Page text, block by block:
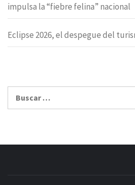
impulsa la “fiebre felina” nacional
Eclipse 2026, el despegue del